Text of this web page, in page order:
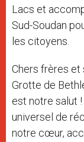
Lacs et
Sud-Soudan
les citoyens.
Chers frères
Grotte de
est notre salut
universel de
notre cœur,